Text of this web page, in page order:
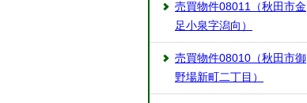
売買物件08011（秋田市金
足小泉字潟向）
売買物件08010（秋田市御
野場新町二丁目）